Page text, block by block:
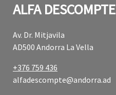
ALFA DESCOMPTE
Av. Dr. Mitjavila
AD500 Andorra La Vella
+376 759 436
alfadescompte@andorra.ad